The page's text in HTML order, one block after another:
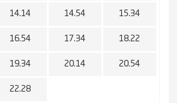
14.14 14.54 15.34
16.54 17.34 18.22
19.34 20.14 20.54
22.28